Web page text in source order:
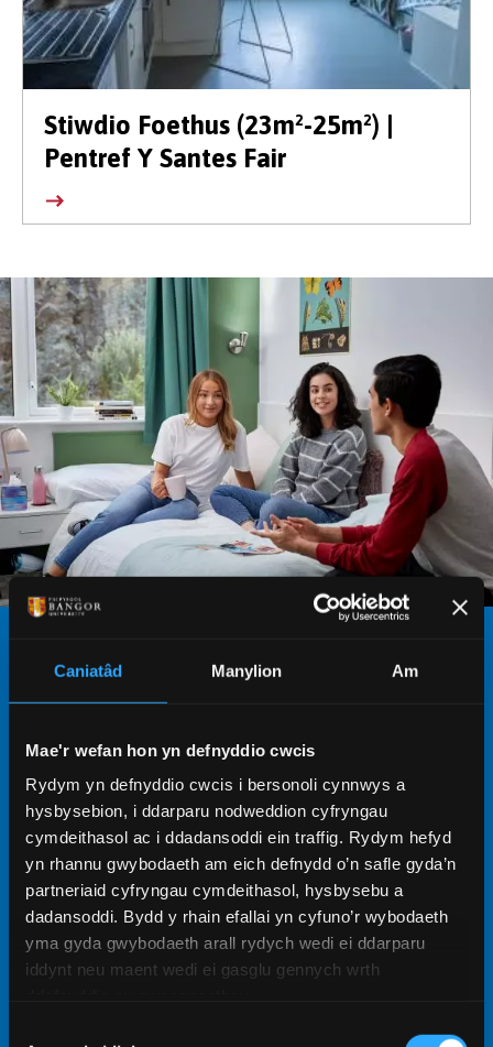
Caniatâd Manylion Am
Mae'r wefan hon yn defnyddio cwcis
Rydym yn defnyddio cwcis i bersonoli cynnwys a
hysbysebion, i ddarparu nodweddion cyfryngau
cymdeithasol ac i ddadansoddi ein traffig. Rydym hefyd
yn rhannu gwybodaeth am eich defnydd o’n safle gyda’n
partneriaid cyfryngau cymdeithasol, hysbysebu a
dadansoddi. Bydd y rhain efallai yn cyfuno’r wybodaeth
yma gyda gwybodaeth arall rydych wedi ei ddarparu
iddynt neu maent wedi ei gasglu gennych wrth
Stiwdio Foethus (23m²-25m²) |
Pentref Y Santes Fair
PAM DEWIS PENTREF
MYFYRWYR Y SANTES FAIR?
Gyda tua 650 o ystafelloedd, mae ei faint llai
yn meithrin cymuned gartrefol.
Cynllun wedi'i ddylunio i fanteisio i'r eithaf ar
gyfleoedd i wneud ffrindiau a chymdeithasu.
Mewn amgylchedd tawel, mae'r lleoliad
distawach hwn yn ddelfrydol ar gyfer astudio
a ymlacio.